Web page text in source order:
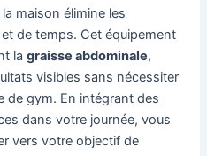
maison élimine les
de temps. Cet équipement
lagraisse abdominale,
visibles sans nécessiter
de gym. En intégrant des
dans votre journée, vous
vers votre objectif de